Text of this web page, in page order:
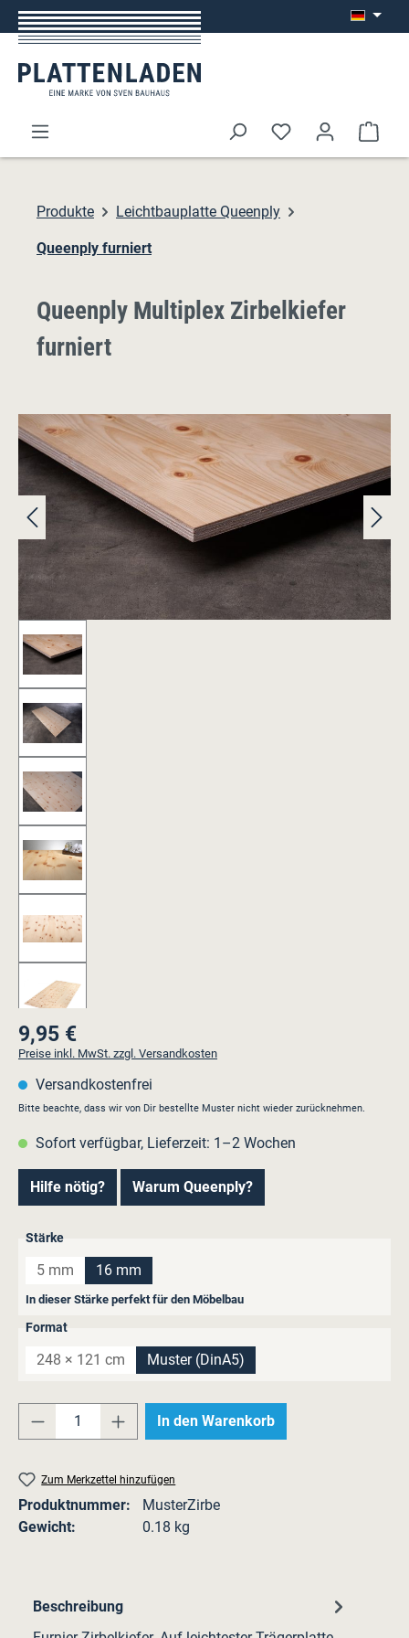
Zum Hauptinhalt springen
Produkte Leichtbauplatte Queenply
Queenply furniert
Queenply Multiplex Zirbelkiefer
furniert
Bildergalerie überspringen
Regulärer Preis:
9,95 €
Preise inkl. MwSt. zzgl. Versandkosten
Versandkostenfrei
Bitte beachte, dass wir von Dir bestellte Muster nicht wieder zurücknehmen.
Sofort verfügbar, Lieferzeit: 1–2 Wochen
Hilfe nötig? Warum Queenply?
Stärkeauswählen
5 mm
(Diese Option ist zurzeit nicht verfügbar.)
16 mm
In dieser Stärke perfekt für den Möbelbau
Formatauswählen
248 × 121 cm
(Diese Option ist zurzeit nicht verfügbar.)
Muster (DinA5)
Produkt Anzahl: Gib den gewünschten
In den Warenkorb
Zum Merkzettel hinzufügen
Produktnummer:
MusterZirbe
Gewicht:
0.18 kg
Beschreibung